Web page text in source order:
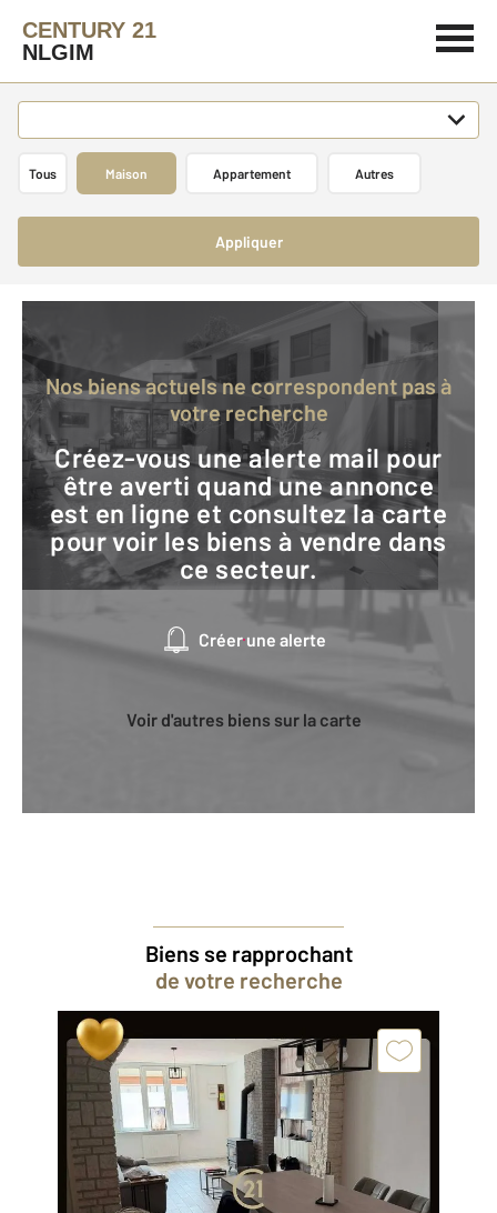
CENTURY 21
NLGIM
Tous Maison Appartement Autres
Appliquer
Nos biens actuels ne correspondent pas à
votre recherche
Créez-vous une alerte mail pour
être averti quand une annonce
est en ligne et consultez la carte
pour voir les biens à vendre dans
ce secteur.
Créer une alerte
Voir d'autres biens sur la carte
Biens se rapprochant
de votre recherche